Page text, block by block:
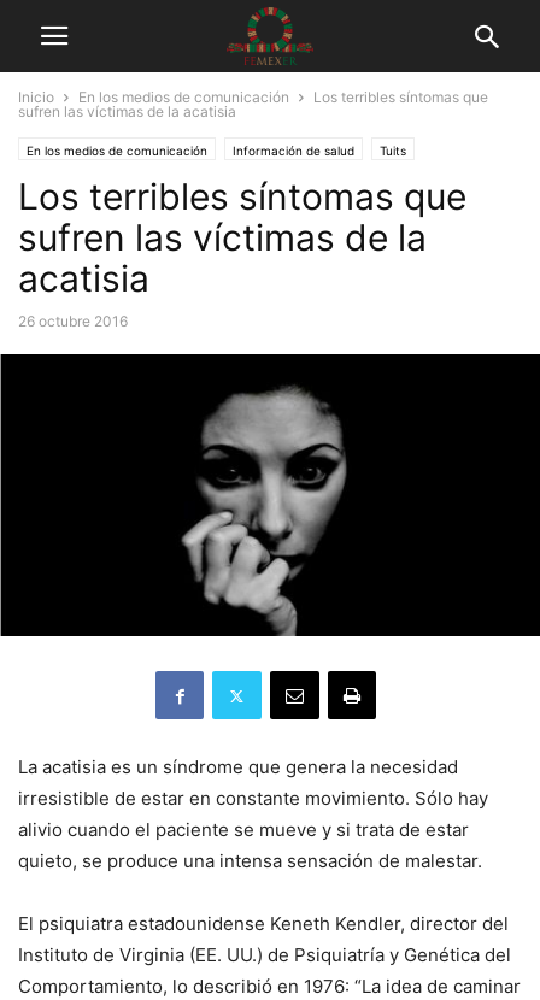
Inicio En los medios de comunicación
Los terribles síntomas que
sufren las víctimas de la acatisia
En los medios de comunicación Información de salud Tuits
Los terribles síntomas que
sufren las víctimas de la
acatisia
26 octubre 2016
La acatisia es un síndrome que genera la necesidad
irresistible de estar en constante movimiento. Sólo hay
alivio cuando el paciente se mueve y si trata de estar
quieto, se produce una intensa sensación de malestar.
El psiquiatra estadounidense Keneth Kendler, director del
Instituto de Virginia (EE. UU.) de Psiquiatría y Genética del
Comportamiento, lo describió en 1976: “La idea de caminar